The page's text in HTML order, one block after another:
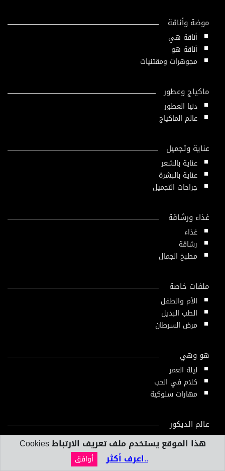
موضة وأناقة
أناقة هي
أناقة هو
مجوهرات ومقتنيات
ماكياج وعطور
دنيا العطور
عالم الماكياج
عناية وتجميل
عناية بالشعر
عناية بالبشرة
جراحات التجميل
غذاء ورشاقة
غذاء
رشاقة
مطبخ الجمال
ملفات خاصة
الأم والطفل
الطب البديل
مرض السرطان
هو وهي
ليلة العمر
كلام في الحب
مهارات سلوكية
عالم الديكور
المنزل العصري
تصميم داخلي
هذا الموقع يستخدم ملف تعريف الارتباط Cookies
..اعرف أكثر
أوافق